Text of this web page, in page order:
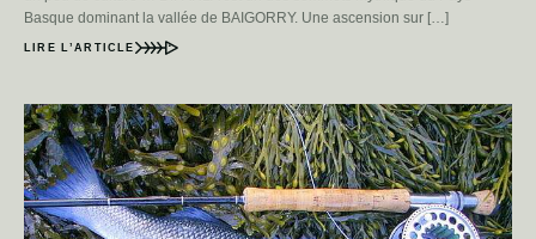
Basque dominant la vallée de BAIGORRY. Une ascension sur […]
LIRE L’ARTICLE